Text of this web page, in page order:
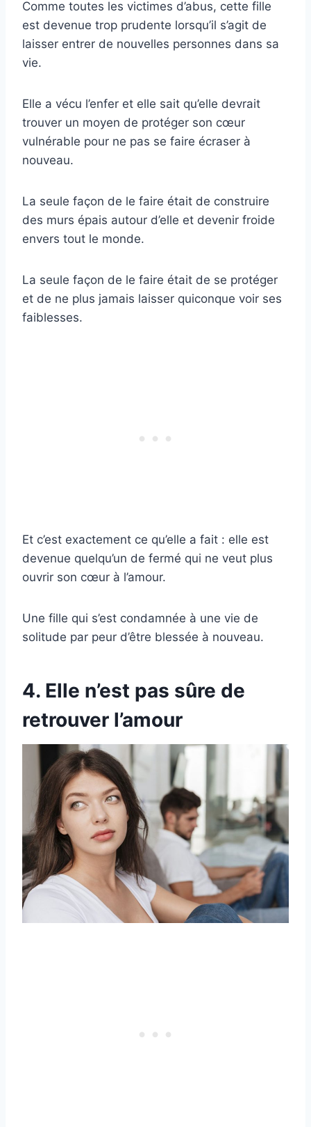
Comme toutes les victimes d’abus, cette fille
est devenue trop prudente lorsqu’il s’agit de
laisser entrer de nouvelles personnes dans sa
vie.
Elle a vécu l’enfer et elle sait qu’elle devrait
trouver un moyen de protéger son cœur
vulnérable pour ne pas se faire écraser à
nouveau.
La seule façon de le faire était de construire
des murs épais autour d’elle et devenir froide
envers tout le monde.
La seule façon de le faire était de se protéger
et de ne plus jamais laisser quiconque voir ses
faiblesses.
Et c’est exactement ce qu’elle a fait : elle est
devenue quelqu’un de fermé qui ne veut plus
ouvrir son cœur à l’amour.
Une fille qui s’est condamnée à une vie de
solitude par peur d’être blessée à nouveau.
4. Elle n’est pas sûre de
retrouver l’amour